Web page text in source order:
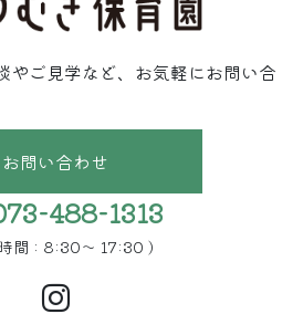
やご見学など、お気軽にお問い合
お問い合わせ
488-1313
間 : 8:30〜 17:30 )